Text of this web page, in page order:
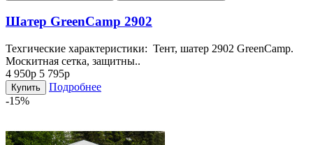
Шатер GreenCamp 2902
Техгические характеристики: Тент, шатер 2902 GreenCamp.
Москитная сетка, защитны..
4 950р 5 795р
Купить
Подробнее
-15%